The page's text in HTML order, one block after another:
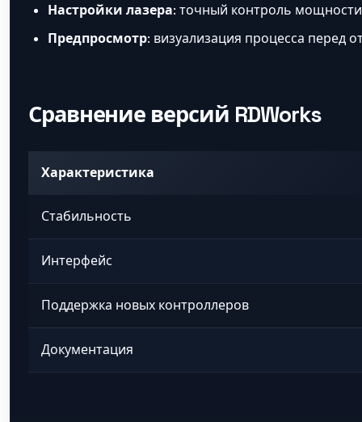
Настройки лазера: точный контроль
Предпросмотр: визуализация процесса перед
Сравнение версий RDWorks
Характеристика
Стабильность
Интерфейс
Поддержка новых контроллеров
Документация